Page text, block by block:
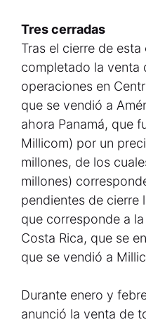
Tres cerradas
Tras el cierre de
completado la venta
operaciones en
que se vendió a
ahora Panamá, que
Millicom) por un
millones, de los
millones)
pendientes de cierre
que corresponde a
Costa Rica, que se
que se vendió a
Durante enero y
anunció la venta de